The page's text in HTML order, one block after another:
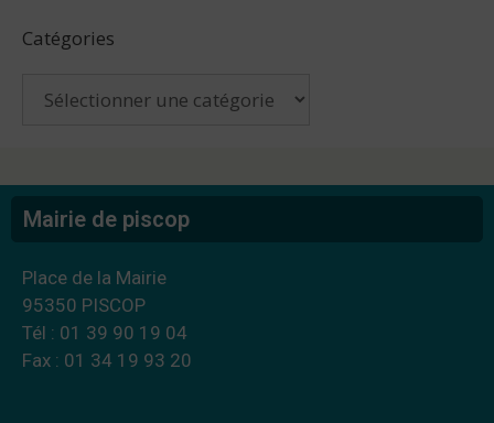
Catégories
Mairie de piscop
Place de la Mairie
95350 PISCOP
Tél : 01 39 90 19 04
Fax : 01 34 19 93 20